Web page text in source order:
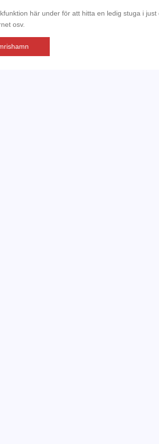
här under för att hitta en ledig stuga i
osv.